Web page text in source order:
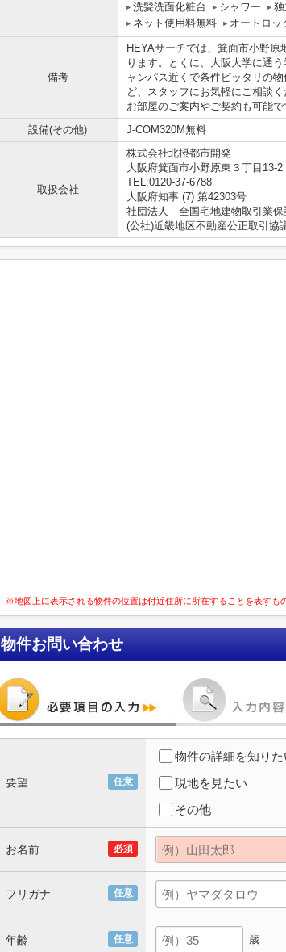
洗髪洗面化粧台
シャワー
ネット使用料無料
オートロッ
備考
HEYAサーチでは、箕面市小野
ります。とくに、大阪大学に通
ャンパス近くで条件ピッタリの
ど、スタッフにお気軽にご相談
お部屋のご案内やご契約も可能
設備(その他)
J-COM320M無料
取扱会社
株式会社北摂都市開発
大阪府箕面市小野原東３丁目13-2
TEL:0120-37-6788
大阪府知事 (7) 第42303号
社団法人 全国宅地建物取引業保
(公社)近畿地区不動産公正取引協
※地図上に表示される物件の位置は付近住所に所在することを表すも
物件お問い合わせ
任意
要望
物件の詳細を知りた
現地を見たい
その他
必須
お名前
任意
フリガナ
任意
年齢 歳